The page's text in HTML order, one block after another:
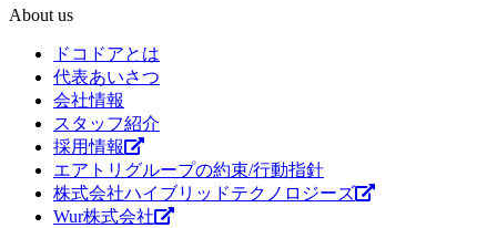
About us
ドコドアとは
代表あいさつ
会社情報
スタッフ紹介
採用情報
エアトリグループの約束/行動指針
株式会社ハイブリッドテクノロジーズ
Wur株式会社